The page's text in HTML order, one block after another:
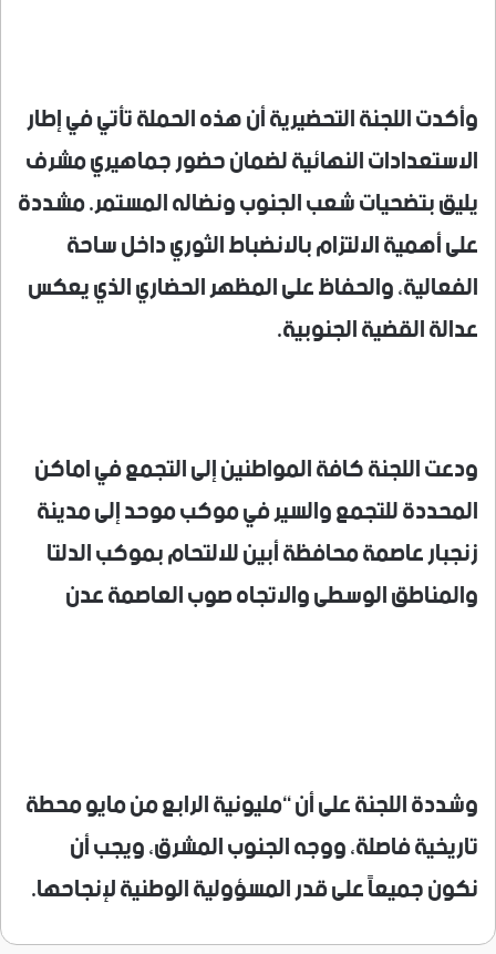
وأكدت اللجنة التحضيرية أن هذه الحملة تأتي في إطار
الاستعدادات النهائية لضمان حضور جماهيري مشرف
يليق بتضحيات شعب الجنوب ونضاله المستمر. مشددة
على أهمية الالتزام بالانضباط الثوري داخل ساحة
الفعالية، والحفاظ على المظهر الحضاري الذي يعكس
عدالة القضية الجنوبية.
ودعت اللجنة كافة المواطنين إلى التجمع في اماكن
المحددة للتجمع والسير في موكب موحد إلى مدينة
زنجبار عاصمة محافظة أبين للالتحام بموكب الدلتا
والمناطق الوسطى والاتجاه صوب العاصمة عدن
وشددة اللجنة على أن “مليونية الرابع من مايو محطة
تاريخية فاصلة، ووجه الجنوب المشرق، ويجب أن
نكون جميعاً على قدر المسؤولية الوطنية لإنجاحها.